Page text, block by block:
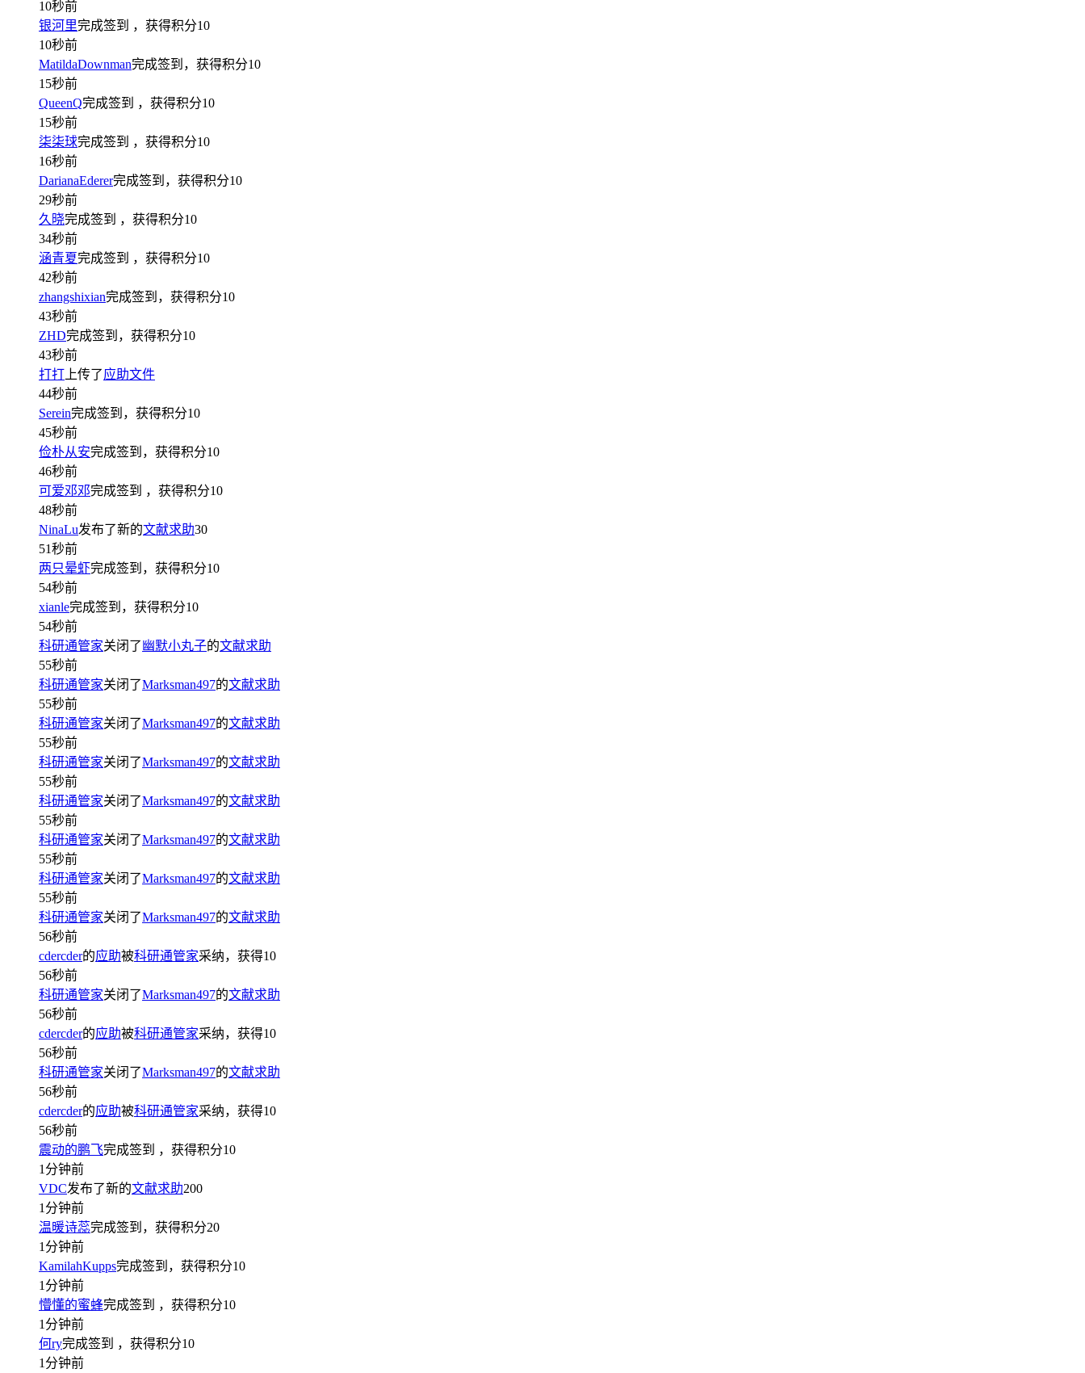
10秒前
银河里完成签到 ，获得积分10
10秒前
MatildaDownman完成签到，获得积分10
15秒前
QueenQ完成签到 ，获得积分10
15秒前
柒柒球完成签到 ，获得积分10
16秒前
DarianaEderer完成签到，获得积分10
29秒前
久晓完成签到 ，获得积分10
34秒前
涵青夏完成签到 ，获得积分10
42秒前
zhangshixian完成签到，获得积分10
43秒前
ZHD完成签到，获得积分10
43秒前
打打 上传了应助文件
44秒前
Serein完成签到，获得积分10
45秒前
俭朴从安完成签到，获得积分10
46秒前
可爱邓邓完成签到 ，获得积分10
48秒前
NinaLu发布了新的文献求助30
51秒前
两只晕虾完成签到，获得积分10
54秒前
xianle完成签到，获得积分10
54秒前
科研通管家关闭了 幽默小丸子的文献求助
55秒前
科研通管家关闭了Marksman497的文献求助
55秒前
科研通管家关闭了Marksman497的文献求助
55秒前
科研通管家关闭了Marksman497的文献求助
55秒前
科研通管家关闭了Marksman497的文献求助
55秒前
科研通管家关闭了Marksman497的文献求助
55秒前
科研通管家关闭了Marksman497的文献求助
55秒前
科研通管家关闭了Marksman497的文献求助
56秒前
cdercder的应助被科研通管家采纳，获得10
56秒前
科研通管家关闭了Marksman497的文献求助
56秒前
cdercder的应助被科研通管家采纳，获得10
56秒前
科研通管家关闭了Marksman497的文献求助
56秒前
cdercder的应助被科研通管家采纳，获得10
56秒前
震动的鹏飞完成签到 ，获得积分10
1分钟前
VDC发布了新的文献求助200
1分钟前
温暖诗蕊完成签到，获得积分20
1分钟前
KamilahKupps完成签到，获得积分10
1分钟前
懵懂的蜜蜂完成签到 ，获得积分10
1分钟前
何ry完成签到 ，获得积分10
1分钟前